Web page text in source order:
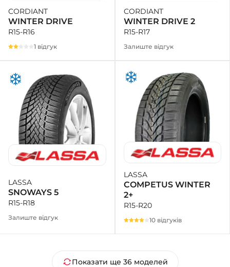
CORDIANT
WINTER DRIVE
R15-R16
1 відгук
CORDIANT
WINTER DRIVE 2
R15-R17
Залиште відгук
LASSA
SNOWAYS 5
R15-R18
Залиште відгук
LASSA
COMPETUS WINTER
2+
R15-R20
10 відгуків
Показати ще 36 моделей